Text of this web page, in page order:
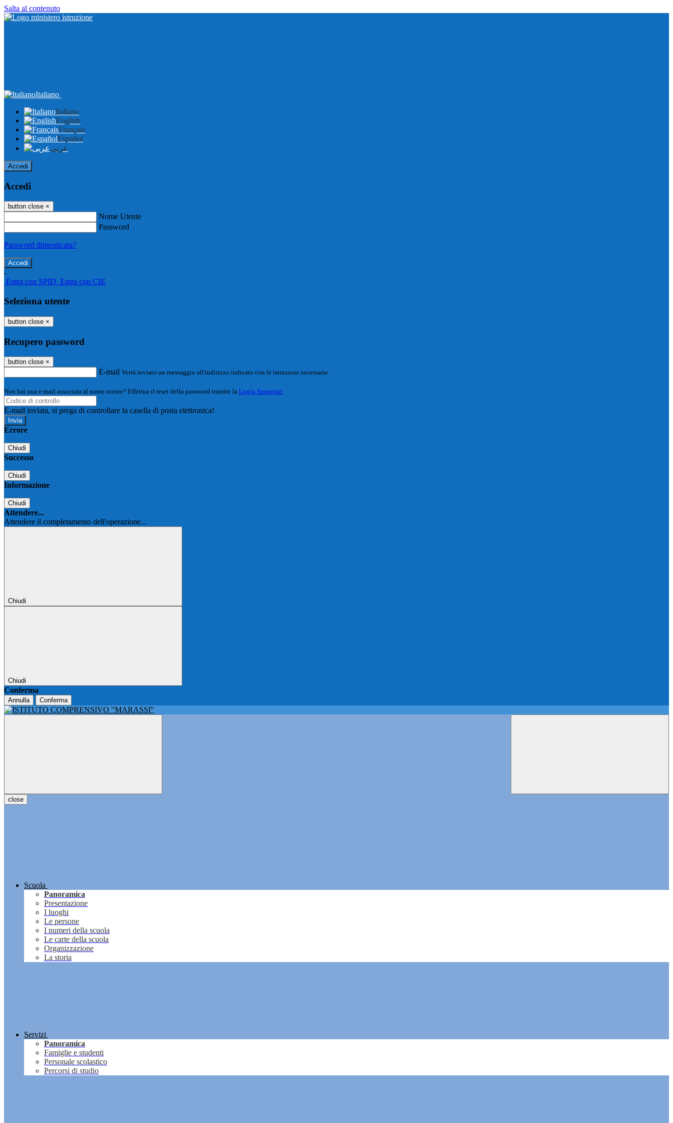
Salta al contenuto
Italiano
Italiano
English
Français
Español
عربى
Accedi
Accedi
button close ×
Nome Utente
Password
Password dimenticata?
-
Entra con SPID Entra con CIE
Seleziona utente
button close ×
Recupero password
button close ×
E-mail Verrà inviato un messaggio all'indirizzo indicato con le istruzioni necessarie.
Non hai una e-mail associata al nome utente? Effettua il reset della password tramite la Login Spaggiari
E-mail inviata, si prega di controllare la casella di posta elettronica!
Errore
Chiudi
Successo
Chiudi
Informazione
Chiudi
Attendere...
Attendere il completamento dell'operazione...
Chiudi
Chiudi
Conferma
Annulla Conferma
close
Scuola
Panoramica
Presentazione
I luoghi
Le persone
I numeri della scuola
Le carte della scuola
Organizzazione
La storia
Servizi
Panoramica
Famiglie e studenti
Personale scolastico
Percorsi di studio